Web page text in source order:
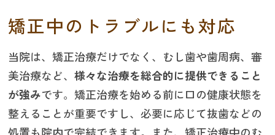
矯正中のトラブルにも対応
当院は、矯正治療だけでなく、むし歯や歯周病、審
美治療など、 様々な治療を総合的に提供できること
が強みです。矯正治療を始める前に口の健康状態を
整えることが重要ですし、必要に応じて抜歯などの